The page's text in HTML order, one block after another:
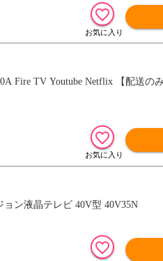
Fire TV Youtube Netflix 【配送の
ン液晶テレビ 40V型 40V35N